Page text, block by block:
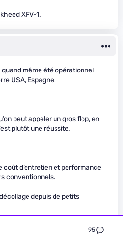
95
XFV-1.
quand même été opérationnel
USA, Espagne.
peut appeler un gros flop, en
plutôt une réussite.
coût d’entretien et performance
conventionnels.
depuis de petits
modules/news/article15232.html